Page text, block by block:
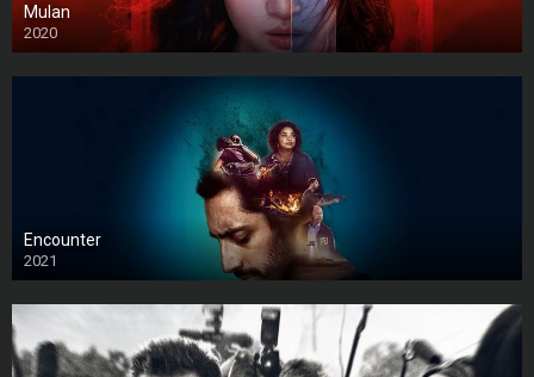
Mulan
2020
Encounter
2021